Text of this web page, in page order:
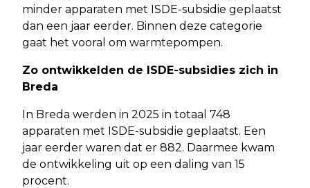
minder apparaten met ISDE-subsidie geplaatst
dan een jaar eerder. Binnen deze categorie
gaat het vooral om warmtepompen.
Zo ontwikkelden de ISDE-subsidies zich in
Breda
In Breda werden in 2025 in totaal 748
apparaten met ISDE-subsidie geplaatst. Een
jaar eerder waren dat er 882. Daarmee kwam
de ontwikkeling uit op een daling van 15
procent.